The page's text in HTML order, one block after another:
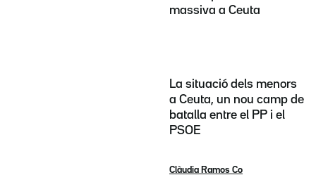
massiva a Ceuta
La situació dels menors
a Ceuta, un nou camp de
batalla entre el PP i el
PSOE
Clàudia Ramos Co